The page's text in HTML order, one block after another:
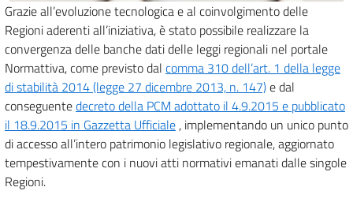
Grazie all’evoluzione tecnologica e al coinvolgimento delle
Regioni aderenti all’iniziativa, è stato possibile realizzare la
convergenza delle banche dati delle leggi regionali nel portale
Normattiva, come previsto dal comma 310 dell’art. 1 della legge
di stabilità 2014 (legge 27 dicembre 2013, n. 147)e dal
conseguentedecreto della PCM adottato il 4.9.2015 e pubblicato
il 18.9.2015 in Gazzetta Ufficiale , implementando un unico punto
di accesso all’intero patrimonio legislativo regionale, aggiornato
tempestivamente con i nuovi atti normativi emanati dalle singole
Regioni.